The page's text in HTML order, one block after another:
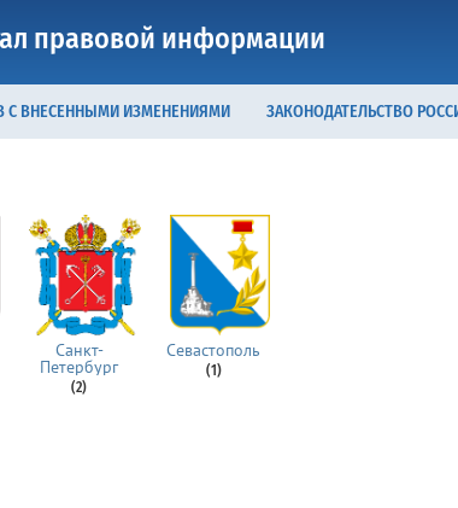
правовой информации
С ВНЕСЕННЫМИ ИЗМЕНЕНИЯМИ ЗАКОНОДАТЕЛЬСТВО
Санкт-
Петербург
(2)
Севастополь
(1)